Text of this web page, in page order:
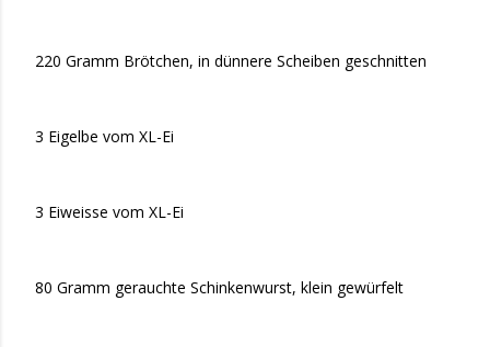
220 Gramm Brötchen, in dünnere Scheiben geschnitten
3 Eigelbe vom XL-Ei
3 Eiweisse vom XL-Ei
80 Gramm gerauchte Schinkenwurst, klein gewürfelt